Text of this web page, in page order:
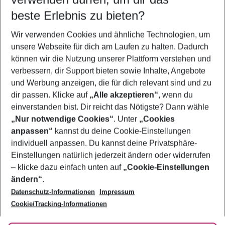
5-8 Nächte
2 Erwachsene Keine Kinder
Mehr Filter anzeigen
Footer
Footer navigation
Über uns
AGB
Bestpreisgarantie
Cookie-Einstellungen ändern
Cookie-Richtlinie
Agenturbetreuung
Barrierefreies Reisen
Folge uns
beste Erlebnis zu bieten?
Wir verwenden Cookies und ähnliche Technologien, um
unsere Webseite für dich am Laufen zu halten. Dadurch
können wir die Nutzung unserer Plattform verstehen und
verbessern, dir Support bieten sowie Inhalte, Angebote
und Werbung anzeigen, die für dich relevant sind und zu
dir passen. Klicke auf „Alle akzeptieren“, wenn du
einverstanden bist. Dir reicht das Nötigste? Dann wähle
„Nur notwendige Cookies“. Unter „Cookies
anpassen“ kannst du deine Cookie-Einstellungen
individuell anpassen. Du kannst deine Privatsphäre-
Einstellungen natürlich jederzeit ändern oder widerrufen
– klicke dazu einfach unten auf „Cookie-Einstellungen
ändern“.
Datenschutz-Informationen
Impressum
Cookie/Tracking-Informationen